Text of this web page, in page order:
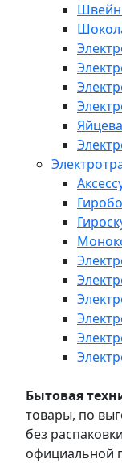
Бытовая
товары, по
без
официальной